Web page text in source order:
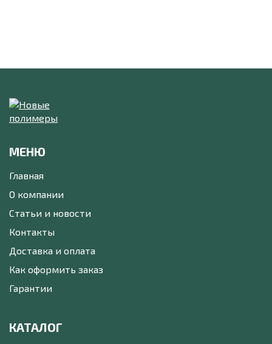
МЕНЮ
Главная
О компании
Статьи и новости
Контакты
Доставка и оплата
Как оформить заказ
Гарантии
КАТАЛОГ